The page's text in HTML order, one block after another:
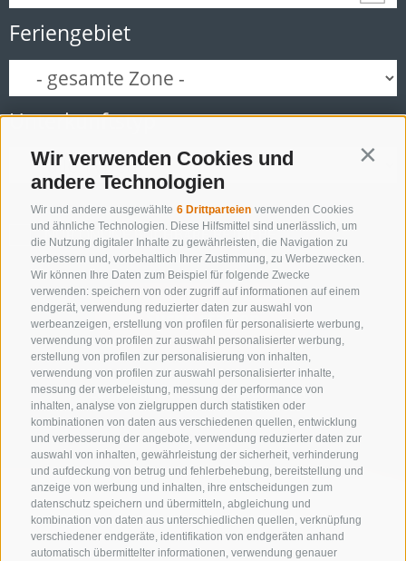
Wir verwenden Cookies und
andere Technologien
Wir und andere ausgewählte 6 Drittparteien verwenden Cookies
und ähnliche Technologien. Diese Hilfsmittel sind unerlässlich, um
die Nutzung digitaler Inhalte zu gewährleisten, die Navigation zu
verbessern und, vorbehaltlich Ihrer Zustimmung, zu Werbezwecken.
Wir können Ihre Daten zum Beispiel für folgende Zwecke
verwenden: speichern von oder zugriff auf informationen auf einem
endgerät, verwendung reduzierter daten zur auswahl von
werbeanzeigen, erstellung von profilen für personalisierte werbung,
verwendung von profilen zur auswahl personalisierter werbung,
erstellung von profilen zur personalisierung von inhalten,
verwendung von profilen zur auswahl personalisierter inhalte,
messung der werbeleistung, messung der performance von
inhalten, analyse von zielgruppen durch statistiken oder
kombinationen von daten aus verschiedenen quellen, entwicklung
und verbesserung der angebote, verwendung reduzierter daten zur
auswahl von inhalten, gewährleistung der sicherheit, verhinderung
und aufdeckung von betrug und fehlerbehebung, bereitstellung und
anzeige von werbung und inhalten, ihre entscheidungen zum
datenschutz speichern und übermitteln, abgleichung und
kombination von daten aus unterschiedlichen quellen, verknüpfung
verschiedener endgeräte, identifikation von endgeräten anhand
automatisch übermittelter informationen, verwendung genauer
Feriengebiet
Unterkunftstyp
NUR ONLINE BUCHBARE BETRIEBE
Suche starten
zur kompletten Unterkunftsliste